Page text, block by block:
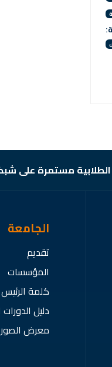
الطلابية مستمرة على
الجامعة
تقديم
المؤسسات
كلمة الرئيس
دليل الدورات
معرض الصور